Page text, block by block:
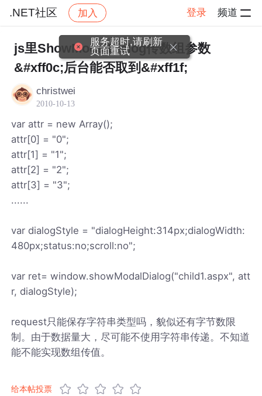
.NET社区 加入 登录 频道
社区 .NET社区 帖子详情
js里ShowModalDialog传数组参数
&#xff0c;后台能否取到&#xff1f;
christwei
2010-10-13
var attr = new Array();
attr[0] = "0";
attr[1] = "1";
attr[2] = "2";
attr[3] = "3";
......
var dialogStyle = "dialogHeight:314px;dialogWidth:
480px;status:no;scroll:no";
var ret= window.showModalDialog("child1.aspx", att
r, dialogStyle);
request只能保存字符串类型吗，貌似还有字节数限
制。由于数据量大，尽可能不使用字符串传递。不知道
能不能实现数组传值。
给本帖投票
服务超时,请刷新
页面重试